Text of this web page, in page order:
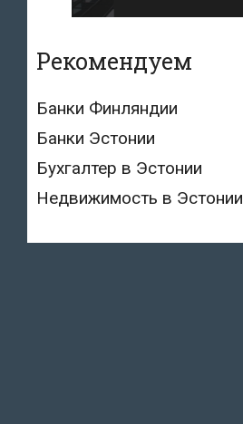
Рекомендуем
Банки Финляндии
Банки Эстонии
Бухгалтер в Эстонии
Недвижимость в Эстонии